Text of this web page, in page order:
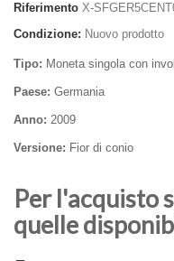
Riferimento X-
Condizione: Nuovo prodotto
Tipo: Moneta singola con
Paese: Germania
Anno: 2009
Versione: Fior di conio
Per l'acquisto
quelle